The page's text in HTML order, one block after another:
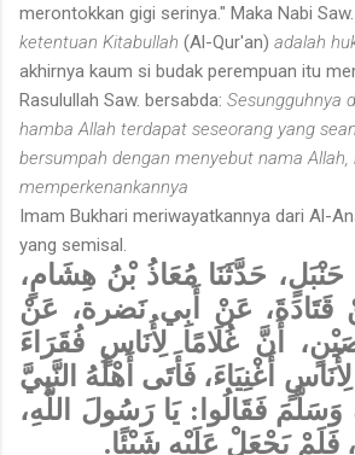
merontokkan gigi serinya." Maka Nabi
ketentuan Kitabullah (Al-Qur'an) adalah
akhirnya kaum si budak perempuan itu
Rasulullah Saw. bersabda: Sesungguhnya
hamba Allah terdapat seseorang yang
bersumpah dengan menyebut nama Allah,
memperkenankannya
Imam Bukhari meriwayatkannya dari Al-
yang semisal.
حَنْبَلٍ، حَدَّثَنَا مُعَاذُ بْنُ هِشَامٍ،
قَتَادَةَ، عَنْ أَبِي نَضرة، عَنْ
أَنَّ غُلَامًا لِأُنَاسٍ فُقَرَاءَ
أَغْنِيَاءَ، فَأَتَى أَهْلُهُ النَّبِيَّ
فَقَالُوا: يَا رَسُولَ اللَّهِ،
فَلَمْ يَجْعَلْ عَلَيْهِ شَيْئًا.